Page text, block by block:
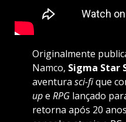
Originalmente
Namco, Sigma Star
aventura sci-fique
upe RPG lançado
retorna após 20